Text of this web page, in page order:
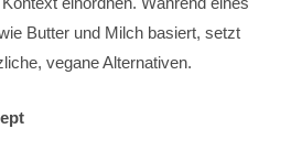
Butter und Milch basiert, setzt
vegane Alternativen.